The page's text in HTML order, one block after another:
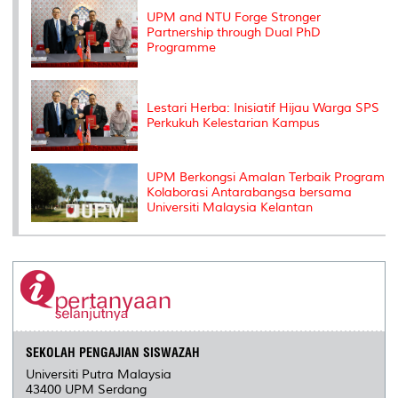
s
UPM and NTU Forge Stronger
Partnership through Dual PhD
Programme
Lestari Herba: Inisiatif Hijau Warga SPS
Perkukuh Kelestarian Kampus
UPM Berkongsi Amalan Terbaik Program
Kolaborasi Antarabangsa bersama
Universiti Malaysia Kelantan
SEKOLAH PENGAJIAN SISWAZAH
Universiti Putra Malaysia
43400 UPM Serdang